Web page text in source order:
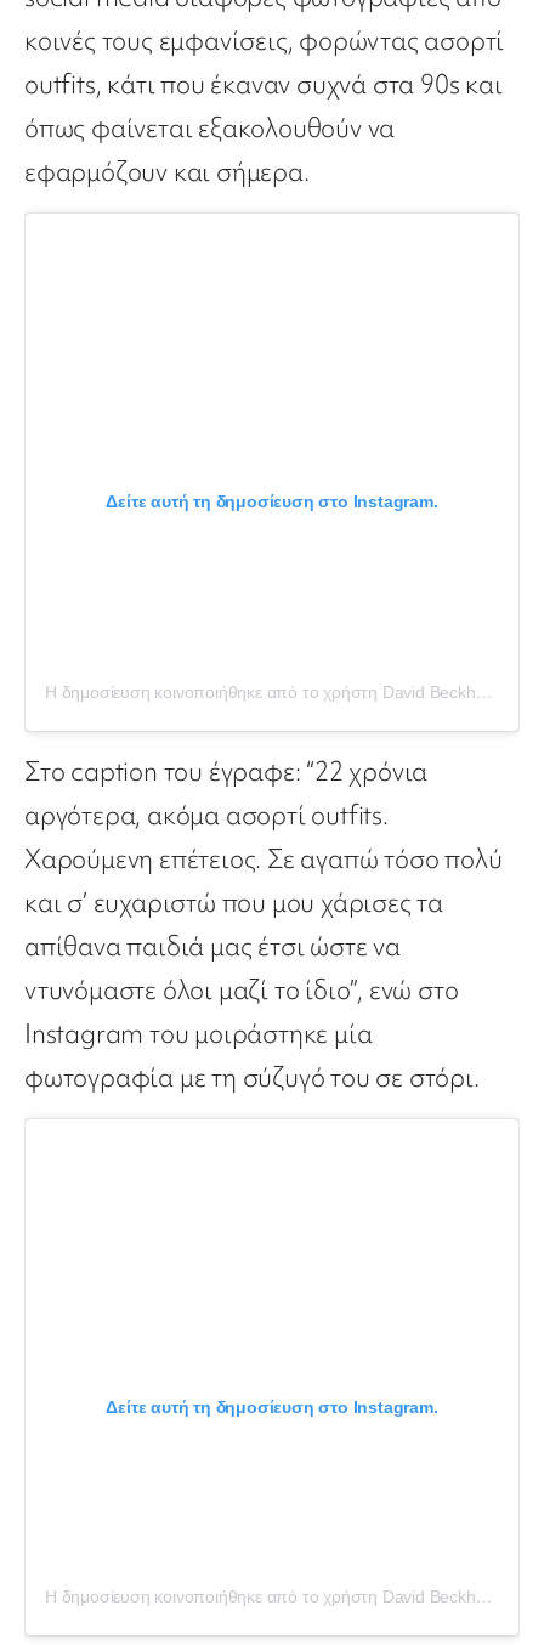
κοινές τους εμφανίσεις, φορώντας ασορτί
outfits, κάτι που έκαναν συχνά στα 90s και
όπως φαίνεται εξακολουθούν να
εφαρμόζουν και σήμερα.
Δείτε αυτή τη δημοσίευση στο Instagram.
Η δημοσίευση κοινοποιήθηκε από το χρήστη David Beckham (@davidbeckham)
Στο caption του έγραφε: “22 χρόνια
αργότερα, ακόμα ασορτί outfits.
Χαρούμενη επέτειος. Σε αγαπώ τόσο πολύ
και σ’ ευχαριστώ που μου χάρισες τα
απίθανα παιδιά μας έτσι ώστε να
ντυνόμαστε όλοι μαζί το ίδιο”, ενώ στο
Instagram του μοιράστηκε μία
φωτογραφία με τη σύζυγό του σε στόρι.
Δείτε αυτή τη δημοσίευση στο Instagram.
Η δημοσίευση κοινοποιήθηκε από το χρήστη David Beckham (@davidbeckham)